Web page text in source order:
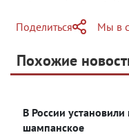
Поделиться
Telegram
Одноклассники
Мы в
Похожие
В России
шампанское